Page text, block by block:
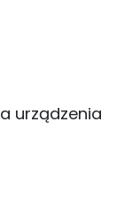
urządzenia